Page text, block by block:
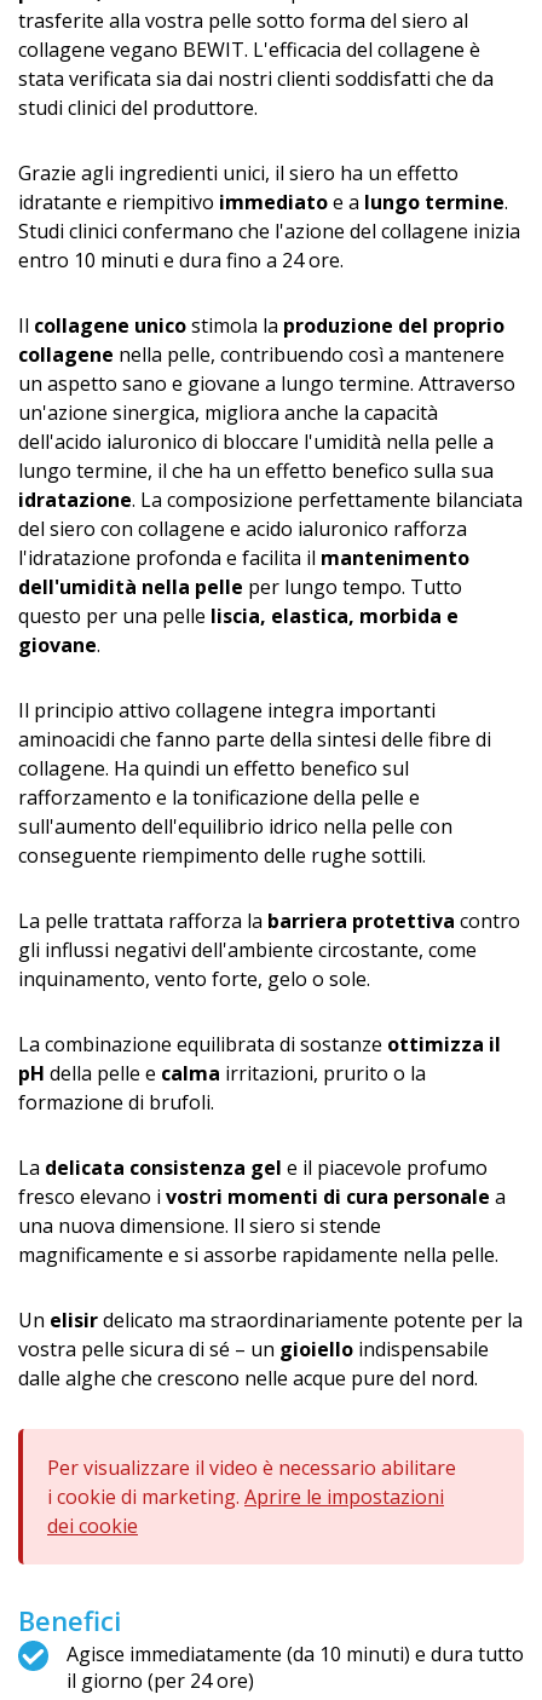
trasferite alla vostra pelle sotto forma del siero al
collagene vegano BEWIT. L'efficacia del collagene è
stata verificata sia dai nostri clienti soddisfatti che da
studi clinici del produttore.
Grazie agli ingredienti unici, il siero ha un effetto
idratante e riempitivo immediatoe a lungo termine.
Studi clinici confermano che l'azione del collagene inizia
entro 10 minuti e dura fino a 24 ore.
Il collagene unicostimola la produzione del proprio
collagene nella pelle, contribuendo così a mantenere
un aspetto sano e giovane a lungo termine. Attraverso
un'azione sinergica, migliora anche la capacità
dell'acido ialuronico di bloccare l'umidità nella pelle a
lungo termine, il che ha un effetto benefico sulla sua
idratazione. La composizione perfettamente bilanciata
del siero con collagene e acido ialuronico rafforza
l'idratazione profonda e facilita il mantenimento
dell'umidità nella pelle per lungo tempo. Tutto
questo per una pelle liscia, elastica, morbida e
giovane.
Il principio attivo collagene integra importanti
aminoacidi che fanno parte della sintesi delle fibre di
collagene. Ha quindi un effetto benefico sul
rafforzamento e la tonificazione della pelle e
sull'aumento dell'equilibrio idrico nella pelle con
conseguente riempimento delle rughe sottili.
La pelle trattata rafforza la barriera protettiva contro
gli influssi negativi dell'ambiente circostante, come
inquinamento, vento forte, gelo o sole.
La combinazione equilibrata di sostanze ottimizza il
pH della pelle e calma irritazioni, prurito o la
formazione di brufoli.
La delicata consistenza gel e il piacevole profumo
fresco elevano i vostri momenti di cura personale a
una nuova dimensione. Il siero si stende
magnificamente e si assorbe rapidamente nella pelle.
Un elisirdelicato ma straordinariamente potente per la
vostra pelle sicura di sé – un gioiello indispensabile
dalle alghe che crescono nelle acque pure del nord.
Per visualizzare il video è necessario abilitare
i cookie di marketing. Aprire le impostazioni
dei cookie
Benefici
Agisce immediatamente (da 10 minuti) e dura tutto
il giorno (per 24 ore)